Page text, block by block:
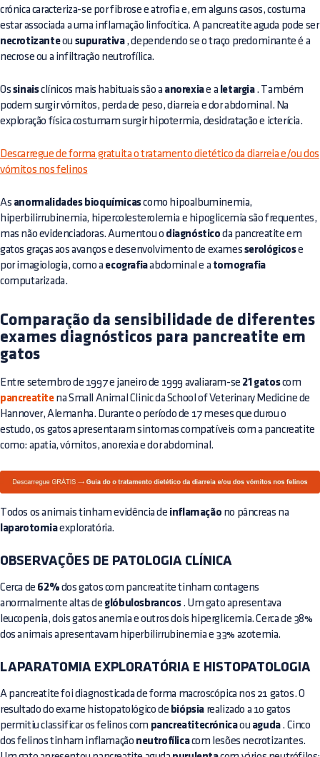
crónica caracteriza-se por fibrose e atrofia e, em alguns casos, costuma
estar associada a uma inflamação linfocítica. A pancreatite aguda pode ser
necrotizanteou supurativa, dependendo se o traço predominante é a
necrose ou a infiltração neutrofílica.
Os sinaisclínicos mais habituais são a anorexiae a letargia. Também
podem surgir vómitos, perda de peso, diarreia e dor abdominal. Na
exploração física costumam surgir hipotermia, desidratação e icterícia.
Descarregue de forma gratuita o tratamento dietético da diarreia e/ou dos
vómitos nos felinos
As anormalidades bioquímicascomo hipoalbuminemia,
hiperbilirrubinemia, hipercolesterolemia e hipoglicemia são frequentes,
mas não evidenciadoras. Aumentou o diagnóstico da pancreatite em
gatos graças aos avanços e desenvolvimento de exames serológicose
por imagiologia, como a ecografiaabdominal e a tomografia
computarizada.
Comparação da sensibilidade de diferentes
exames diagnósticos para pancreatite em
gatos
Entre setembro de 1997 e janeiro de 1999 avaliaram-se 21 gatoscom
pancreatitena Small Animal Clinic da School of Veterinary Medicine de
Hannover, Alemanha. Durante o período de 17 meses que durou o
estudo, os gatos apresentaram sintomas compatíveis com a pancreatite
como: apatia, vómitos, anorexia e dor abdominal.
Todos os animais tinham evidência de inflamação no pâncreas na
laparotomiaexploratória.
OBSERVAÇÕES DE PATOLOGIA CLÍNICA
Cerca de 62% dos gatos com pancreatite tinham contagens
anormalmente altas de glóbulosbrancos. Um gato apresentava
leucopenia, dois gatos anemia e outros dois hiperglicemia. Cerca de 38%
dos animais apresentavam hiperbilirrubinemia e 33% azotemia.
LAPARATOMIA EXPLORATÓRIA E HISTOPATOLOGIA
A pancreatite foi diagnosticada de forma macroscópica nos 21 gatos. O
resultado do exame histopatológico de biópsia realizado a 10 gatos
permitiu classificar os felinos com pancreatitecrónicaou aguda. Cinco
dos felinos tinham inflamação neutrofílicacom lesões necrotizantes.